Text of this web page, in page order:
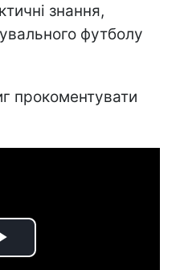
знання,
футболу
прокоментувати
Play